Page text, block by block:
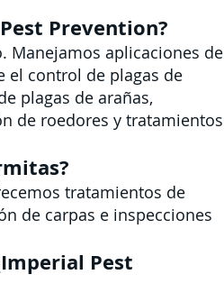
Prevention?
Manejamos aplicaciones de
el control de plagas de
plagas de arañas,
de roedores y tratamientos
tratamientos de
de carpas e inspecciones
Pest